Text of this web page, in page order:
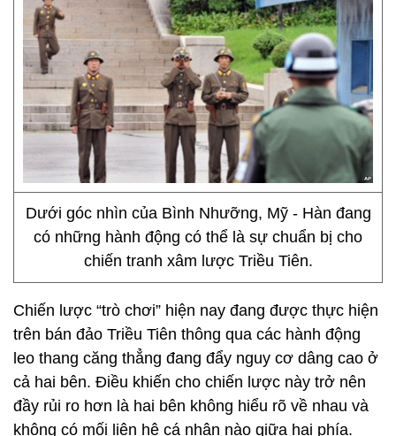
Dưới góc nhìn của Bình Nhưỡng, Mỹ - Hàn đang
có những hành động có thể là sự chuẩn bị cho
chiến tranh xâm lược Triều Tiên.
Chiến lược “trò chơi” hiện nay đang được thực hiện
trên bán đảo Triều Tiên thông qua các hành động
leo thang căng thẳng đang đẩy nguy cơ dâng cao ở
cả hai bên. Điều khiến cho chiến lược này trở nên
đầy rủi ro hơn là hai bên không hiểu rõ về nhau và
không có mối liên hệ cá nhân nào giữa hai phía.